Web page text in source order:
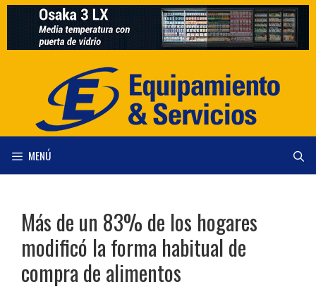
Saltar
contenido
MENÚ
Más de un 83% de los hogares
modificó la forma habitual de
compra de alimentos